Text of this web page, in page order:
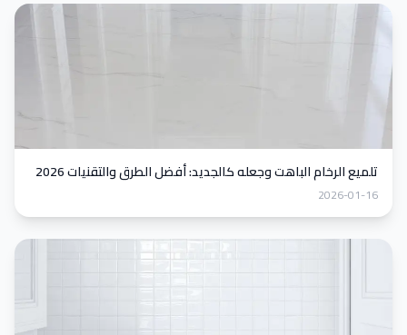
تلميع الرخام الباهت وجعله كالجديد: أفضل الطرق والتقنيات 2026
2026-01-16